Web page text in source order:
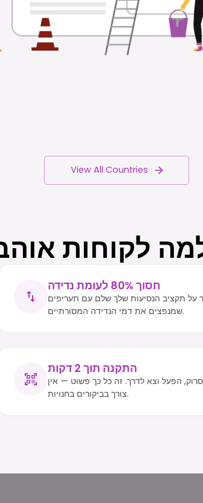
View All Countries
חסוך 80% לעומת נדידה
על תקציב הנסיעות שלך שלם עם תעריפים
שמנפצים את דמי הנדידה המסורתיים.
התקנה תוך 2 דקות
סרוק, הפעל וצא לדרך. זה כל כך פשוט — אין
צורך בביקורים בחנויות.